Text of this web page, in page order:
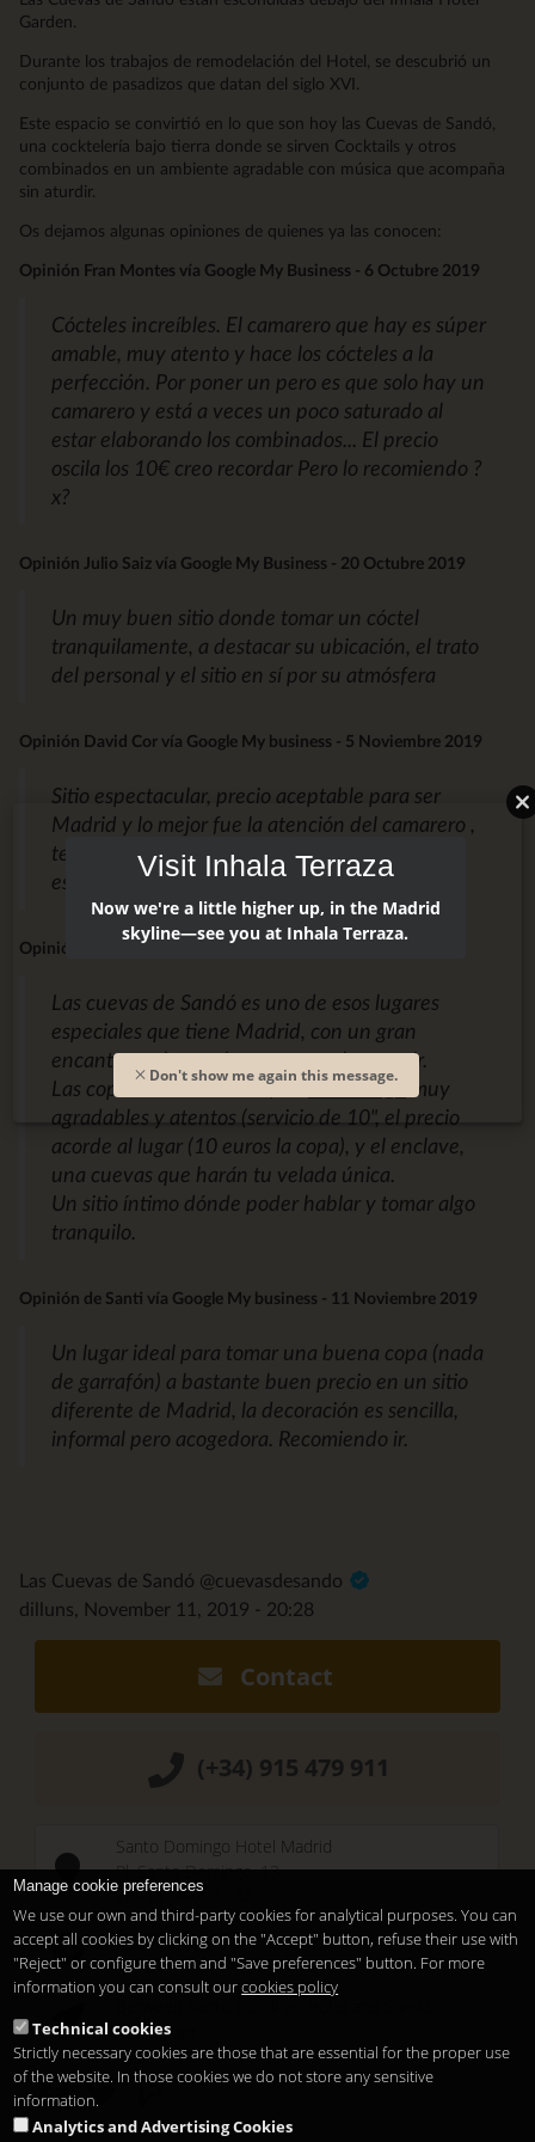
Garden.
Durante los trabajos de remodelación del Hotel, se descubrió un
conjunto de pasadizos que datan del siglo XVI.
Este espacio se convirtió en lo que son hoy las Cuevas de Sandó,
una cocktelería bajo tierra donde se sirven Cocktails y otros
combinados en un ambiente agradable con música que acompaña
sin aturdir.
Os dejamos algunas opiniones de quienes ya las conocen:
Opinión Fran Montes vía Google My Business - 6 Octubre 2019
Cócteles increíbles. El camarero que hay es súper
amable, muy atento y hace los cócteles a la
perfección. Por poner un pero es que solo hay un
camarero y está a veces un poco saturado al
estar elaborando los combinados... El precio
oscila los 10€ creo recordar Pero lo recomiendo ?
x?
Opinión Julio Saiz vía Google My Business - 20 Octubre 2019
Un muy buen sitio donde tomar un cóctel
tranquilamente, a destacar su ubicación, el trato
del personal y el sitio en sí por su atmósfera
Opinión David Cor vía Google My business - 5 Noviembre 2019
Sitio espectacular, precio aceptable para ser
Madrid y lo mejor fue la atención del camarero ,
te recomienda y aconseja genial. Volveremos a
este sitio
Opinión de magoma vía Tripadvisor - 7 Noviembre 2019
Las cuevas de Sandó es uno de esos lugares
especiales que tiene Madrid, con un gran
encanto, un lugar al que merece la pena ir.
Las copas son de calidad, loscamarer@s
muy
agradables y atentos (servicio de 10", el precio
acorde al lugar (10 euros la copa), y el enclave,
una cuevas que harán tu velada única.
Un sitio íntimo dónde poder hablar y tomar algo
tranquilo.
Opinión de Santi vía Google My business - 11 Noviembre 2019
Un lugar ideal para tomar una buena copa (nada
de garrafón) a bastante buen precio en un sitio
diferente de Madrid, la decoración es sencilla,
informal pero acogedora. Recomiendo ir.
Las Cuevas de Sandó @cuevasdesando
dilluns, November 11, 2019 - 20:28
Contact
(+34) 915 479 911
Santo Domingo Hotel Madrid
Pl. Santo Domingo, 13
28013 Madrid
Temporary Closed
See you atSunset Lookers
Restaurant
Manage cookie preferences
We use our own and third-party cookies for analytical purposes. You can
accept all cookies by clicking on the "Accept" button, refuse their use with
"Reject" or configure them and "Save preferences" button. For more
information you can consult ourcookies policy
Technical cookies
Strictly necessary cookies are those that are essential for the proper use
of the website. In those cookies we do not store any sensitive
information.
Analytics and Advertising Cookies
Visit Inhala Terraza
Now we're a little higher up, in the Madrid
skyline—see you at Inhala Terraza.
Don't show me again this message.